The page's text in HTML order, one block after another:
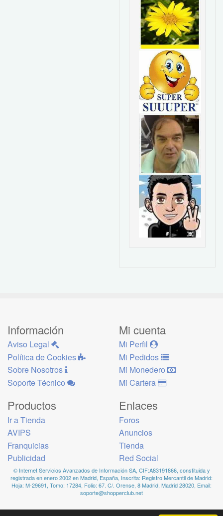
Información
Aviso Legal
Política de Cookies
Sobre Nosotros
Soporte Técnico
Mi cuenta
Mi Perfil
Mi Pedidos
Mi Monedero
Mi Cartera
Productos
Ir a Tienda
AVIPS
Franquicias
Publicidad
Enlaces
Foros
Anuncios
Tienda
Red Social
© Internet Servicios Avanzados de Información SA, CIF:A83191866, constituida y
registrada en enero 2002 en Madrid, España, Inscrita: Registro Mercantil de Madrid:
Hoja: M-29691, Tomo: 17284, Folio: 67. C/. Orense, 8 Madrid, Madrid 28020, Email:
soporte@shopperclub.net